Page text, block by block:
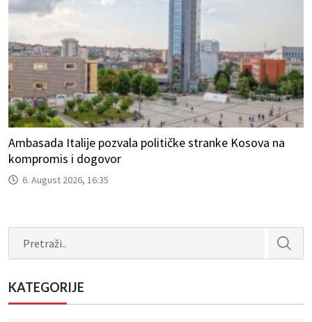
Ambasada Italije pozvala političke stranke Kosova na
kompromis i dogovor
6. August 2026, 16:35
KATEGORIJE